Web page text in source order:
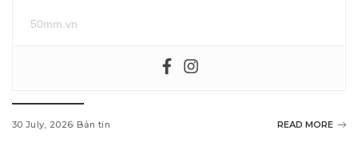
50mm.vn
30 July, 2026 Bản tin READ MORE